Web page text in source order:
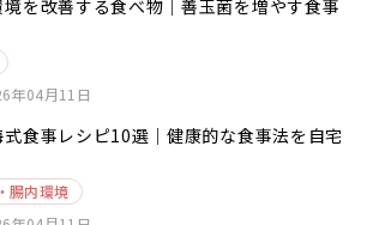
境を改善する食べ物｜善玉菌を増やす食事
年04月11日
食事レシピ10選｜健康的な食事法を自宅
腸内環境